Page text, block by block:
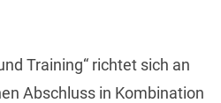
Training“ richtet sich an
Abschluss in Kombination